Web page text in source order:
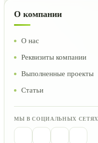
О компании
О нас
Реквизиты компании
Выполненные проекты
Статьи
МЫ В СОЦИАЛЬНЫХ СЕТЯХ